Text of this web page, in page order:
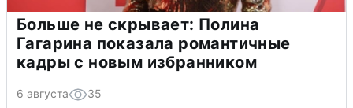
Больше не скрывает: Полина
Гагарина показала романтичные
кадры с новым избранником
6 августа 35